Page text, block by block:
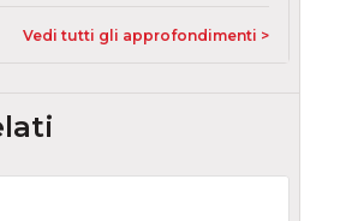
Vedi tutti gli approfondimenti >